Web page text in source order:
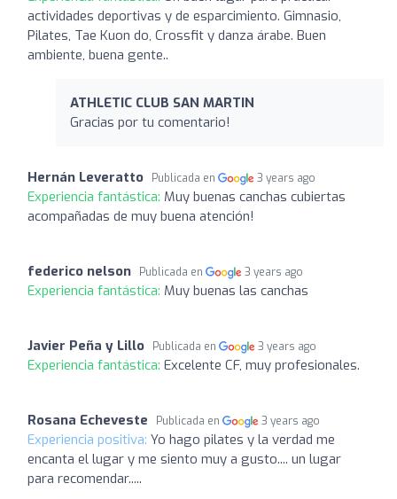
actividades deportivas y de esparcimiento. Gimnasio,
Pilates, Tae Kuon do, Crossfit y danza árabe. Buen
ambiente, buena gente..
ATHLETIC CLUB SAN MARTIN
Gracias por tu comentario!
Hernán Leveratto Publicada en 3 years ago
Experiencia fantástica: Muy buenas canchas cubiertas
acompañadas de muy buena atención!
federico nelson Publicada en 3 years ago
Experiencia fantástica: Muy buenas las canchas
Javier Peña y Lillo Publicada en 3 years ago
Experiencia fantástica: Excelente CF, muy profesionales.
Rosana Echeveste Publicada en 3 years ago
Experiencia positiva: Yo hago pilates y la verdad me
encanta el lugar y me siento muy a gusto.... un lugar
para recomendar.....